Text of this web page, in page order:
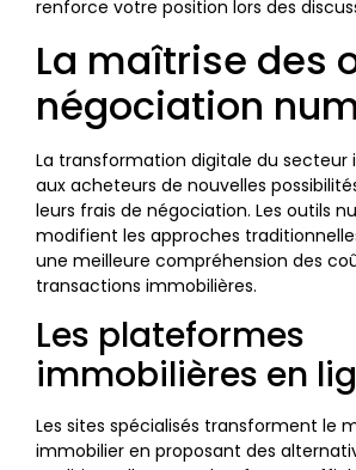
renforce votre position lors des
La maîtrise des
négociation
La transformation digitale du secteur
aux acheteurs de nouvelles
leurs frais de négociation. Les outils
modifient les approches
une meilleure compréhension des
transactions immobilières.
Les plateformes
immobilières en
Les sites spécialisés transforment le
immobilier en proposant des